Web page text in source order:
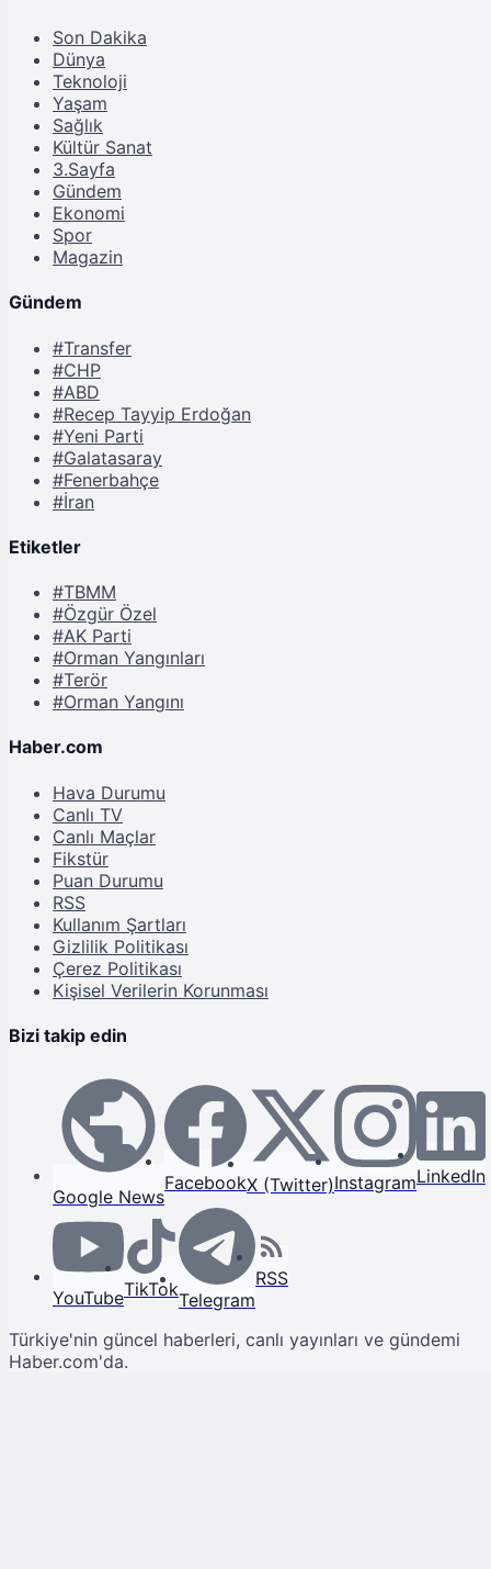
Son Dakika
Dünya
Teknoloji
Yaşam
Sağlık
Kültür Sanat
3.Sayfa
Gündem
Ekonomi
Spor
Magazin
Gündem
#Transfer
#CHP
#ABD
#Recep Tayyip Erdoğan
#Yeni Parti
#Galatasaray
#Fenerbahçe
#İran
Etiketler
#TBMM
#Özgür Özel
#AK Parti
#Orman Yangınları
#Terör
#Orman Yangını
Haber.com
Hava Durumu
Canlı TV
Canlı Maçlar
Fikstür
Puan Durumu
RSS
Kullanım Şartları
Gizlilik Politikası
Çerez Politikası
Kişisel Verilerin Korunması
Bizi takip edin
Google News
FacebookX (Twitter)InstagramLinkedIn
YouTubeTikTokTelegram
RSS
Türkiye'nin güncel haberleri, canlı yayınları ve gündemi
Haber.com'da.